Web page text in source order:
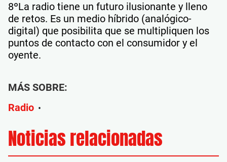
8ºLa radio tiene un futuro ilusionante y lleno
de retos. Es un medio híbrido (analógico-
digital) que posibilita que se multipliquen los
puntos de contacto con el consumidor y el
oyente.
MÁS SOBRE:
Radio •
Noticias relacionadas